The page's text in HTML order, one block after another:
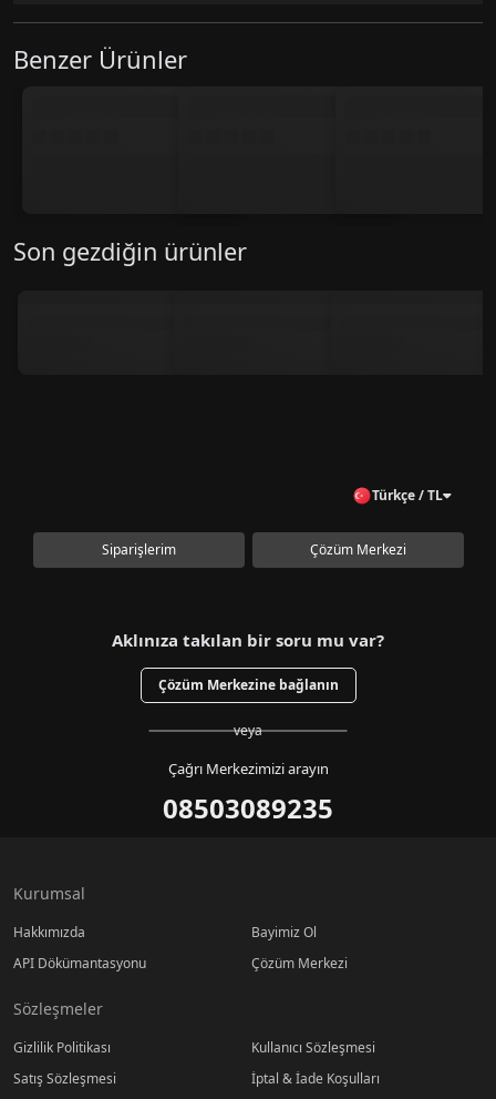
Benzer Ürünler
Son gezdiğin ürünler
Türkçe / TL
Siparişlerim Çözüm Merkezi
Aklınıza takılan bir soru mu var?
Çözüm Merkezine bağlanın
veya
Çağrı Merkezimizi arayın
08503089235
Kurumsal
Hakkımızda
Bayimiz Ol
API Dökümantasyonu
Çözüm Merkezi
Sözleşmeler
Gizlilik Politikası
Kullanıcı Sözleşmesi
Satış Sözleşmesi
İptal & İade Koşulları